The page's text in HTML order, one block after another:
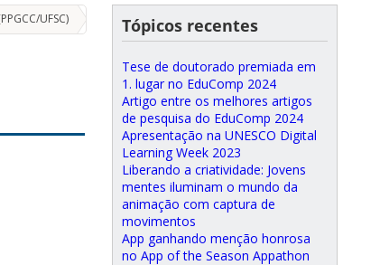
UFSC) Aplicativos desenvolvidos na disciplina INE410138DO/
Tópicos recentes
Tese de doutorado premiada em
1. lugar no EduComp 2024
Artigo entre os melhores artigos
de pesquisa do EduComp 2024
Apresentação na UNESCO Digital
Learning Week 2023
Liberando a criatividade: Jovens
mentes iluminam o mundo da
animação com captura de
movimentos
App ganhando menção honrosa
no App of the Season Appathon